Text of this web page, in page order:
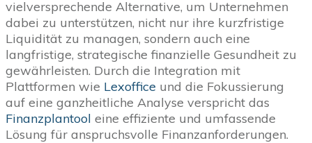
vielversprechende Alternative, um Unternehmen
dabei zu unterstützen, nicht nur ihre kurzfristige
Liquidität zu managen, sondern auch eine
langfristige, strategische finanzielle Gesundheit zu
gewährleisten. Durch die Integration mit
Plattformen wie Lexoffice und die Fokussierung
auf eine ganzheitliche Analyse verspricht das
Finanzplantool eine effiziente und umfassende
Lösung für anspruchsvolle Finanzanforderungen.